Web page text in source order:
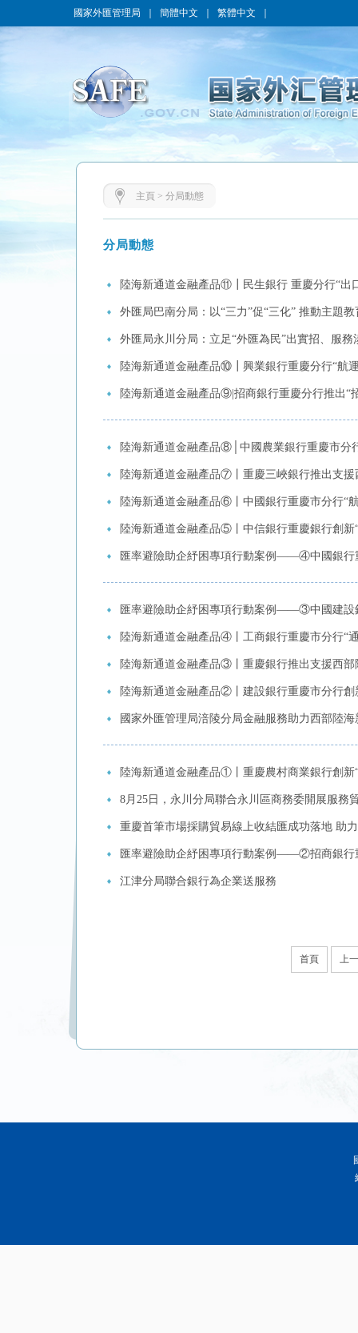
國家外匯管理局 簡體中文 繁體中文
主頁 > 分局動態
分局動態
陸海新通道金融產品⑪┃民生銀行 重慶分行“出
外匯局巴南分局：以“三力”促“三化” 推動主題
外匯局永川分局：立足“外匯為民”出實招、服
陸海新通道金融產品⑩┃興業銀行重慶分行“航
陸海新通道金融產品⑨|招商銀行重慶分行推出“
陸海新通道金融產品⑧│中國農業銀行重慶市分
陸海新通道金融產品⑦丨重慶三峽銀行推出支
陸海新通道金融產品⑥丨中國銀行重慶市分行“
陸海新通道金融產品⑤丨中信銀行重慶銀行創新
匯率避險助企紓困專項行動案例——④中國銀行
匯率避險助企紓困專項行動案例——③中國建設
陸海新通道金融產品④丨工商銀行重慶市分行“
陸海新通道金融產品③丨重慶銀行推出支援西部
陸海新通道金融產品②丨建設銀行重慶市分行
國家外匯管理局涪陵分局金融服務助力西部陸
陸海新通道金融產品①丨重慶農村商業銀行創
8月25日，永川分局聯合永川區商務委開展服務
重慶首筆市場採購貿易線上收結匯成功落地 助
匯率避險助企紓困專項行動案例——②招商銀行
江津分局聯合銀行為企業送服務
首頁 上